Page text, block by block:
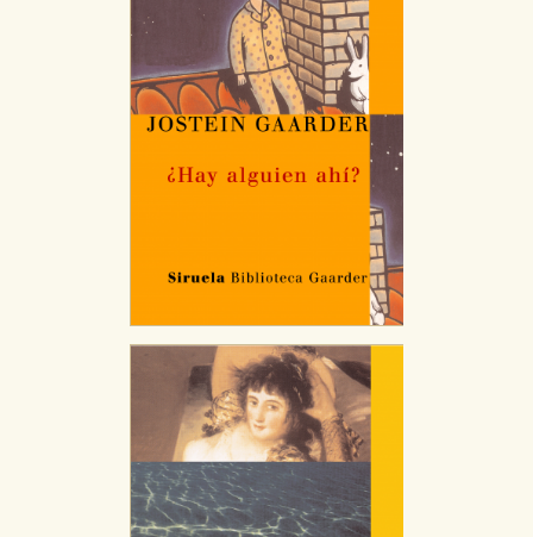
Estas cookies se utilizan para mejorar su experiencia
de navegación y optimizar el funcionamiento de
nuestro sitio web. Almacenan configuraciones de
servicios para que no tenga que reconfigurarlos cada
vez que nos visita. La información es agregada y, por lo
tanto, es anónima.
Cookies de publicidad y redes sociales
Estas cookies son gestionadas por nuestros socios
publicitarios y se utilizan para mostrar publicidad
almacenan directamente información personal sino
que se basan en la identificación única de su
Puede consultar nuestrapolítica de cookies